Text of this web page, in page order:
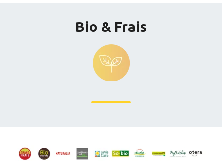
Bio & Frais